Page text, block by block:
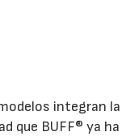
integran
que BUFF® ya